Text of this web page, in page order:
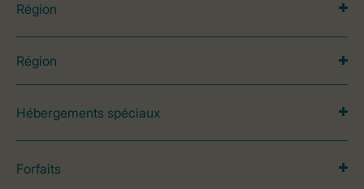
Région
Région
Hébergements spéciaux
Forfaits